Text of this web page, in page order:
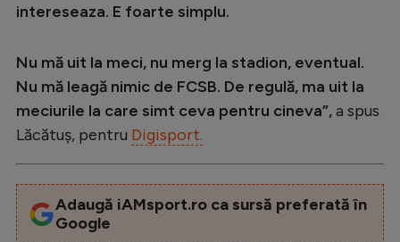
intereseaza. E foarte simplu.
Nu mă uit la meci, nu merg la stadion, eventual.
Nu mă leagă nimic de FCSB. De regulă, ma uit la
meciurile la care simt ceva pentru cineva”,a spus
Lăcătuș, pentru Digisport.
Adaugă iAMsport.ro ca sursă preferată în
Google